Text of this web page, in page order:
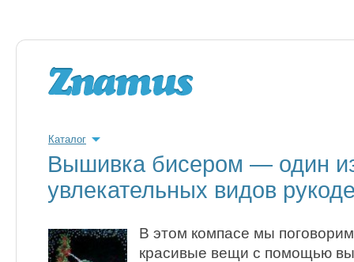
Каталог
Вышивка бисером — один
увлекательных видов
В этом компасе мы поговорим
красивые вещи с помощью